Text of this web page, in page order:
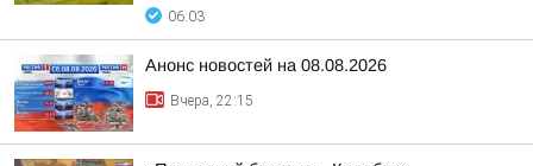
06:03
Анонс новостей на 08.08.2026
Вчера, 22:15